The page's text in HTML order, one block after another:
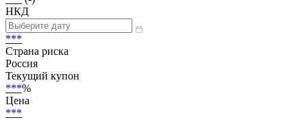
НКД
***
Страна риска
Россия
Текущий купон
***%
Цена
***